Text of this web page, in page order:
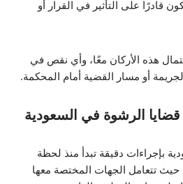
قادرًا على التأثير في القرار أو
هذه الأركان معًا، وأي نقص في
أو مسار القضية أمام المحكمة.
الرشوة في السعودية
بإجراءات دقيقة تبدأ منذ لحظة
حيث تتعامل الجهات المختصة معها